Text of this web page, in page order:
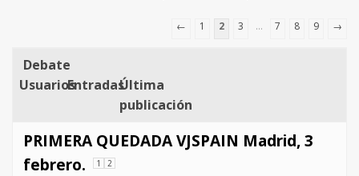
Entrar
← 1 2 3 … 7 8 9 →
Debate
UsuariosEntradasÚltima
publicación
PRIMERA QUEDADA VJSPAIN Madrid, 3
febrero.
1 2